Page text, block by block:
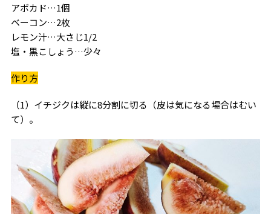
アボカド…1個
ベーコン…2枚
レモン汁…大さじ1/2
塩・黒こしょう…少々
作り方
（1）イチジクは縦に8分割に切る（皮は気になる場合はむい
て）。